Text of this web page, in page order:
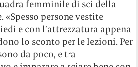
femminile di sci della
«Spesso persone vestite
e con l’attrezzatura appena
lo sconto per le lezioni. Per
da poco, e tra